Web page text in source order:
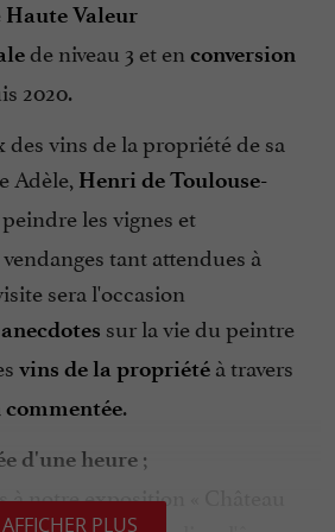
Haute Valeur
de niveau 3 et en conversion
2020.
vins de la propriété de sa
Adèle, Henri de Toulouse-
les vignes et
tant attendues à
sera l'occasion
anecdotes sur la vie du peintre
vins de la propriété à travers
.
d'une heure ;
à notre exposition « Château
AFFICHER PLUS